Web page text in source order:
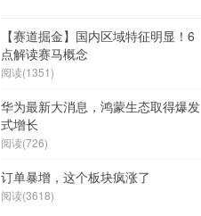
【赛道掘金】国内区域特征明显！6
点解读赛马概念
阅读(1351)
华为最新大消息，鸿蒙生态取得爆发
式增长
阅读(726)
订单暴增，这个板块疯涨了
阅读(3618)